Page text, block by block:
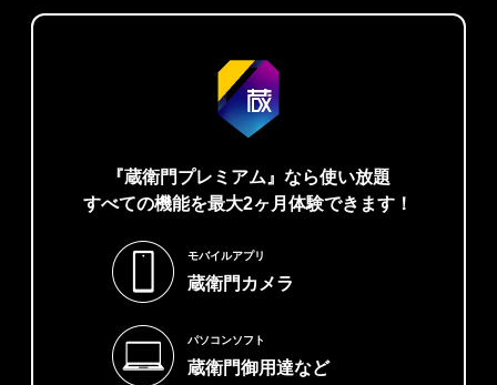
『蔵衛門プレミアム』なら使い放題
すべての機能を最大2ヶ月体験できます！
モバイルアプリ
蔵衛門カメラ
パソコンソフト
蔵衛門御用達など